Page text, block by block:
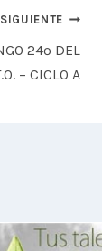
SIGUIENTE
24º DEL
– CICLO A